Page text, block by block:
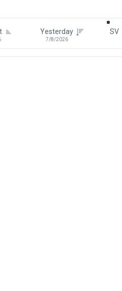
Yesterday
7/8/2026
SV